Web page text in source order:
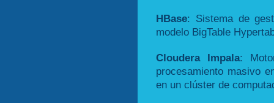
HBase: Sistema de
modelo BigTable
Cloudera Impala:
procesamiento masivo
en un clúster de